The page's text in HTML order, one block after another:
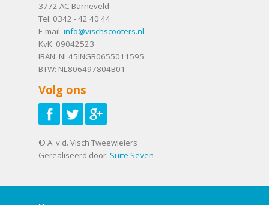
3772 AC Barneveld
Tel: 0342 - 42 40 44
E-mail: info@vischscooters.nl
KvK: 09042523
IBAN: NL45INGB0655011595
BTW: NL806497804B01
Volg ons
© A. v.d. Visch Tweewielers
Gerealiseerd door: Suite Seven